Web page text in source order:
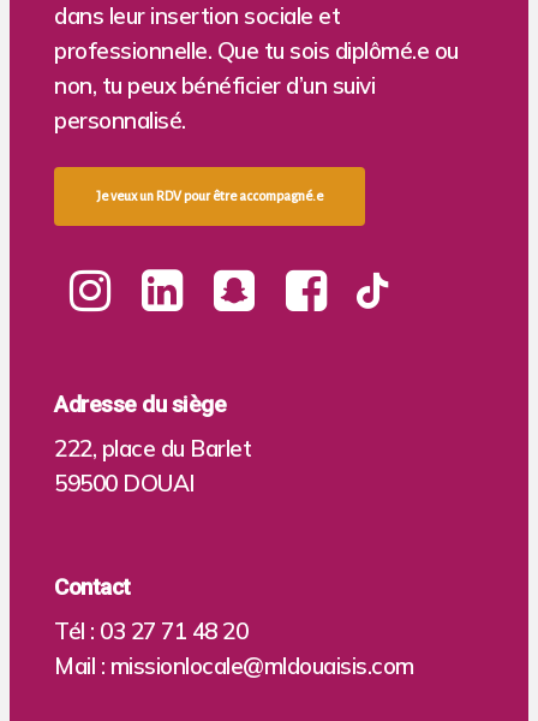
dans leur insertion sociale et
professionnelle. Que tu sois diplômé.e ou
non, tu peux bénéficier d’un suivi
personnalisé.
Jeveuxun RDVpourêtre accompagné.e
Adresse du siège
222, place du Barlet
59500 DOUAI
Contact
Tél : 03 27 71 48 20
Mail : missionlocale@mldouaisis.com